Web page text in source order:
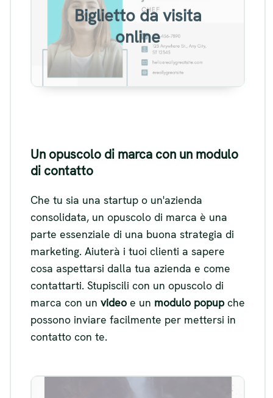
Biglietto da visita
online
online
Visualizza
Un opuscolo di marca con un modulo
di contatto
Che tu sia una startup o un'azienda
consolidata, un opuscolo di marca è una
parte essenziale di una buona strategia di
marketing. Aiuterà i tuoi clienti a sapere
cosa aspettarsi dalla tua azienda e come
contattarti. Stupiscili con un opuscolo di
marca con un video e un modulo popupche
possono inviare facilmente per mettersi in
contatto con te.